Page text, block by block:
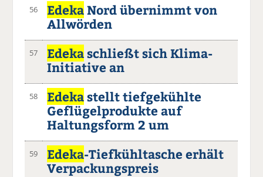
56 EdekaNord übernimmt von
Allwörden
57 Edekaschließt sich Klima-
Initiative an
58 Edekastellt tiefgekühlte
Geflügelprodukte auf
Haltungsform 2 um
59 Edeka-Tiefkühltasche erhält
Verpackungspreis